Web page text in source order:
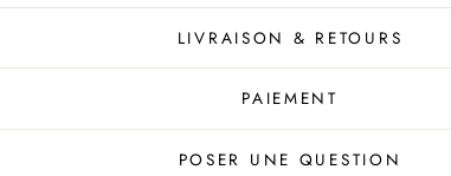
LIVRAISON & RETOURS
PAIEMENT
POSER UNE QUESTION